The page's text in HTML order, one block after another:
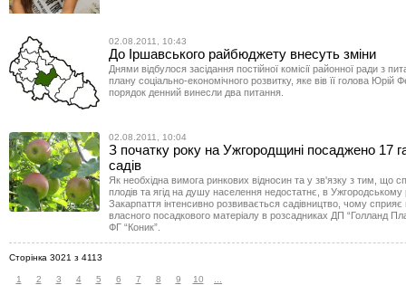
02.08.2011, 10:43
До Іршавського райбюджету внесуть зміни
Днями відбулося засідання постійної комісії районної ради з
плану соціально-економічного розвитку, яке вів її голова Юрій
порядок денний винесли два питання.
02.08.2011, 10:04
З початку року на Ужгородщині посаджено 17
садів
Як необхідна вимога ринкових відносин та у зв'язку з тим, що
плодів та ягід на душу населення недостатнє, в Ужгородському
Закарпаття інтенсивно розвивається садівництво, чому
власного посадкового матеріалу в розсадниках ДП “Голланд
ФГ “Коник”.
Сторінка 3021 з 4113
1 2 3 4 5 6 7 8 9 10